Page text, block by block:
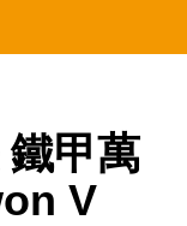
鐵甲萬
V